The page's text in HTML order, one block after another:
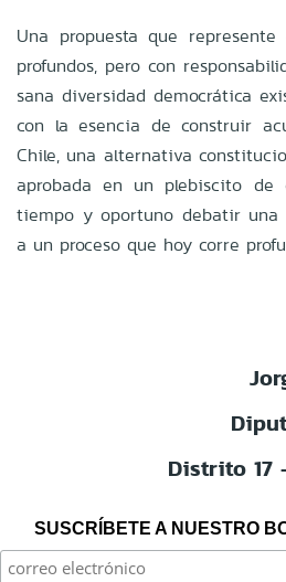
Una propuesta que
profundos, pero con
sana diversidad democrática
con la esencia de construir
Chile, una alternativa
aprobada en un plebiscito de
tiempo y oportuno debatir una
a un proceso que hoy corre
Distrito 17
SUSCRÍBETE A NUESTRO